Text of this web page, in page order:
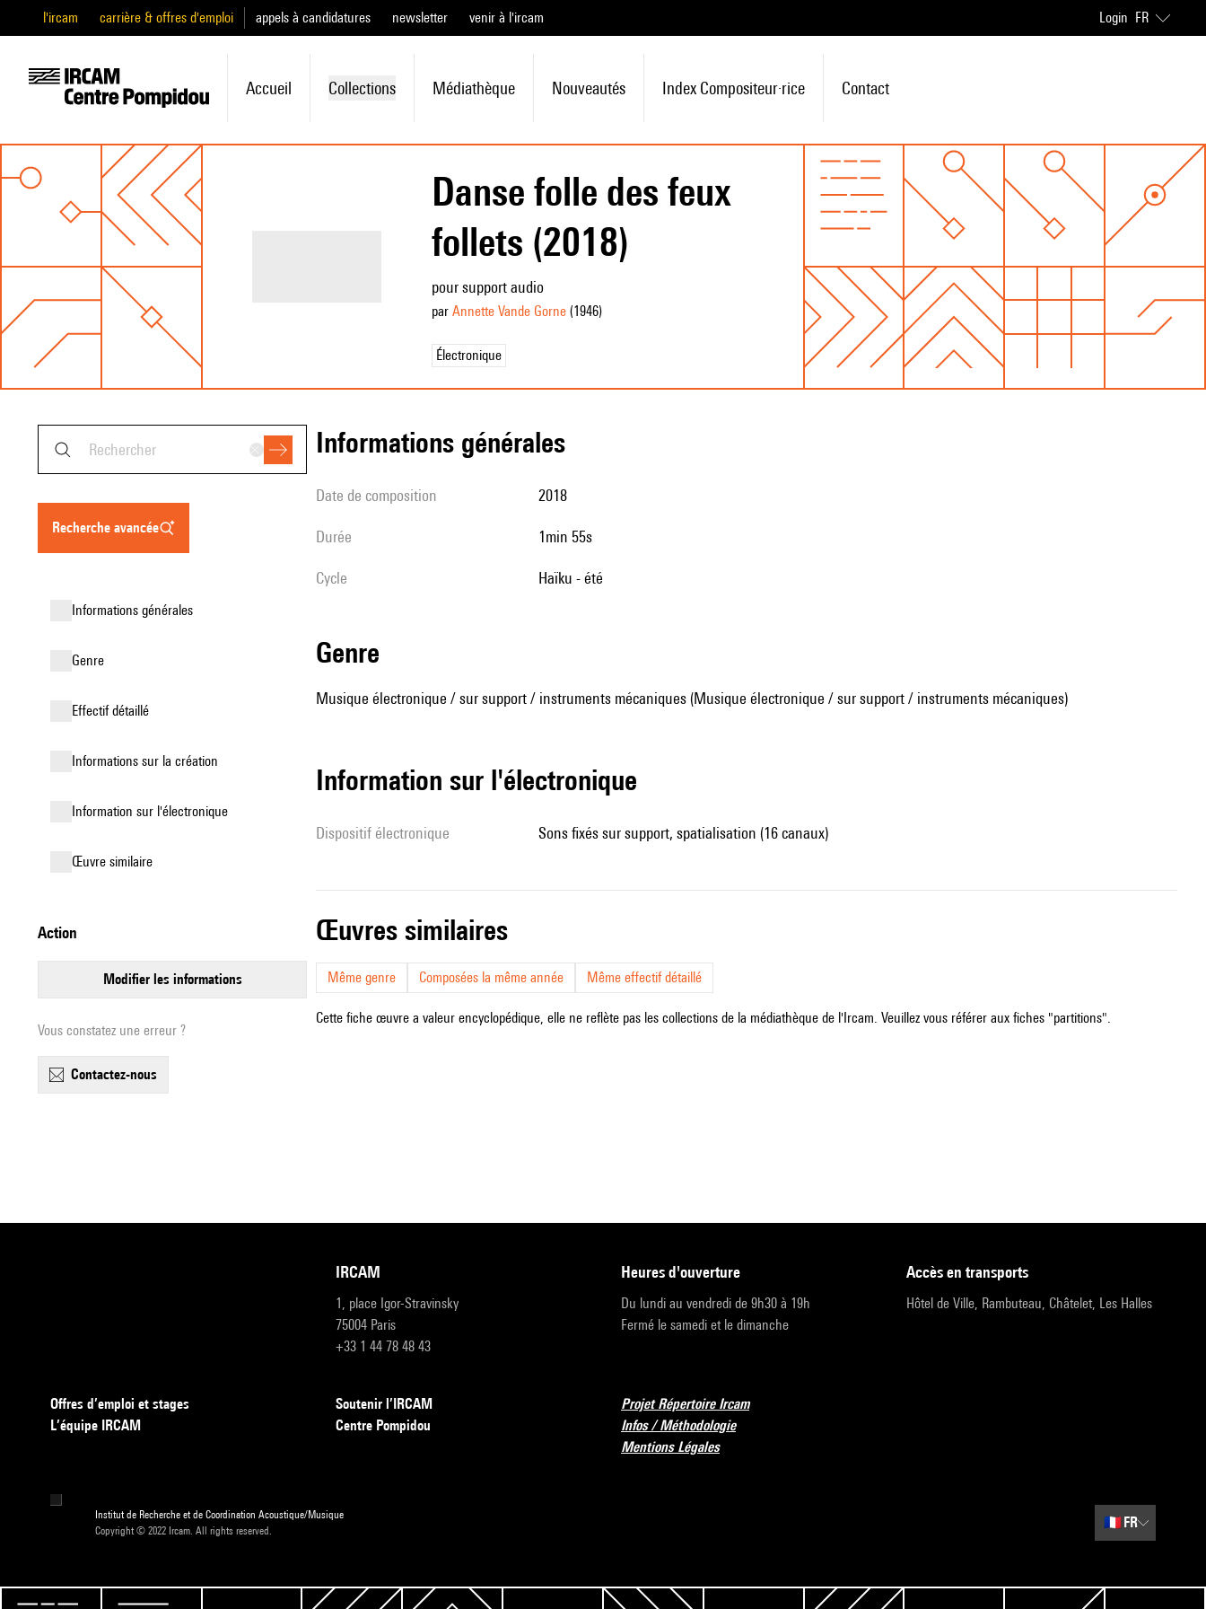
l'ircam carrière & offres d'emploi appels à candidatures newsletter venir à l'ircam Login FR
Accueil Collections Médiathèque Nouveautés Index Compositeur·rice Contact
Danse folle des feux
follets (2018)
pour support audio
par Annette Vande Gorne(1946)
Électronique
recherche avancée
informations générales
genre
effectif détaillé
informations sur la création
Information sur l'électronique
œuvre similaire
action
modifier les informations
Vous constatez une erreur ?
contactez-nous
informations générales
date de composition 2018
durée 1min 55s
Cycle Haïku - été
genre
Musique électronique / sur support / instruments mécaniques (Musique électronique / sur support / instruments mécaniques)
Information sur l'électronique
Dispositif électronique sons fixés sur support, spatialisation (16 canaux)
œuvres similaires
Même genre Composées la même année Même effectif détaillé
Cette fiche œuvre a valeur encyclopédique, elle ne reflète pas les collections de la médiathèque de l'Ircam. Veuillez vous référer aux fiches "partitions".
IRCAM
1, place Igor-Stravinsky
75004 Paris
+33 1 44 78 48 43
heures d'ouverture
Du lundi au vendredi de 9h30 à 19h
Fermé le samedi et le dimanche
accès en transports
Hôtel de Ville, Rambuteau, Châtelet, Les Halles
Offres d’emploi et stages
L’équipe IRCAM
Soutenir l’IRCAM
Centre Pompidou
Projet Répertoire Ircam
Infos / Méthodologie
Mentions Légales
Institut de Recherche et de Coordination Acoustique/Musique
Copyright © 2022 Ircam. All rights reserved.
🇫🇷 FR